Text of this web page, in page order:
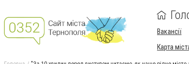
Вакансії
Карта